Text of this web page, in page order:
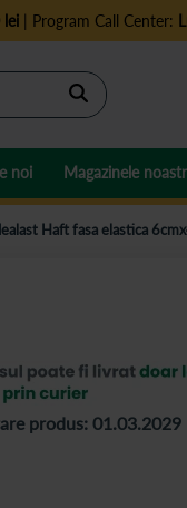
lei| Program Call Center:
Cautare
noi Magazinele
Haft fasa elastica
produs: 01.03.2029